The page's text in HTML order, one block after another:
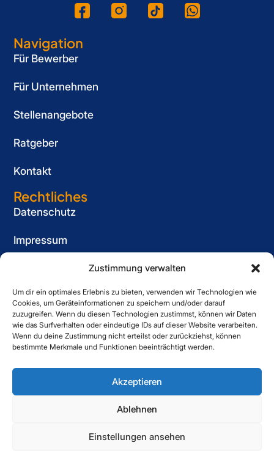
Zustimmung verwalten
Um dir ein optimales Erlebnis zu bieten, verwenden wir Technologien wie
Cookies, um Geräteinformationen zu speichern und/oder darauf
zuzugreifen. Wenn du diesen Technologien zustimmst, können wir Daten
wie das Surfverhalten oder eindeutige IDs auf dieser Website verarbeiten.
Wenn du deine Zustimmung nicht erteilst oder zurückziehst, können
bestimmte Merkmale und Funktionen beeinträchtigt werden.
Akzeptieren
Ablehnen
Einstellungen ansehen
Navigation
Für Bewerber
Für Unternehmen
Stellenangebote
Ratgeber
Kontakt
Rechtliches
Datenschutz
Impressum
Cookie-Richtlinie (EU)
Informationspflicht
für Bewerber
Kontakt
Striewe Zeitarbeit GmbH
05021 6080060